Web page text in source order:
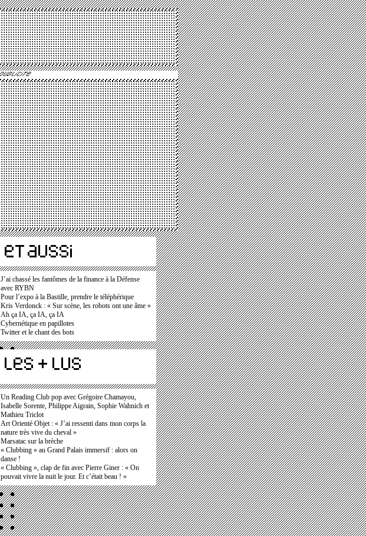
J’ai chassé les fantômes de la finance à la Défense
avec RYBN
Pour l’expo à la Bastille, prendre le téléphérique
Kris Verdonck : « Sur scène, les robots ont une âme »
Ah ça IA, ça IA, ça IA
Cybernétique en papillotes
Twitter et le chant des bots
Un Reading Club pop avec Grégoire Chamayou,
Isabelle Sorente, Philippe Aigrain, Sophie Wahnich et
Mathieu Triclot
Art Orienté Objet : « J’ai ressenti dans mon corps la
nature très vive du cheval »
Marsatac sur la brèche
« Clubbing » au Grand Palais immersif : alors on
danse !
« Clubbing », clap de fin avec Pierre Giner : « On
pouvait vivre la nuit le jour. Et c’était beau ! »